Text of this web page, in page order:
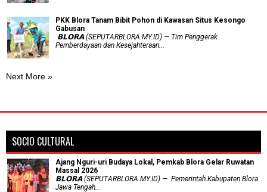
PKK Blora Tanam Bibit Pohon di Kawasan Situs Kesongo
Gabusan
‎ 𝗕𝗟𝗢𝗥𝗔 (SEPUTARBLORA.MY.ID) — Tim Penggerak
Pemberdayaan dan Kesejahteraan...
Next More »
SOCIO CULTURAL
Ajang Nguri-uri Budaya Lokal, Pemkab Blora Gelar Ruwatan
Massal 2026
𝗕𝗟𝗢𝗥𝗔 (SEPUTARBLORA.MY.ID) — Pemerintah Kabupaten Blora
Jawa Tengah...